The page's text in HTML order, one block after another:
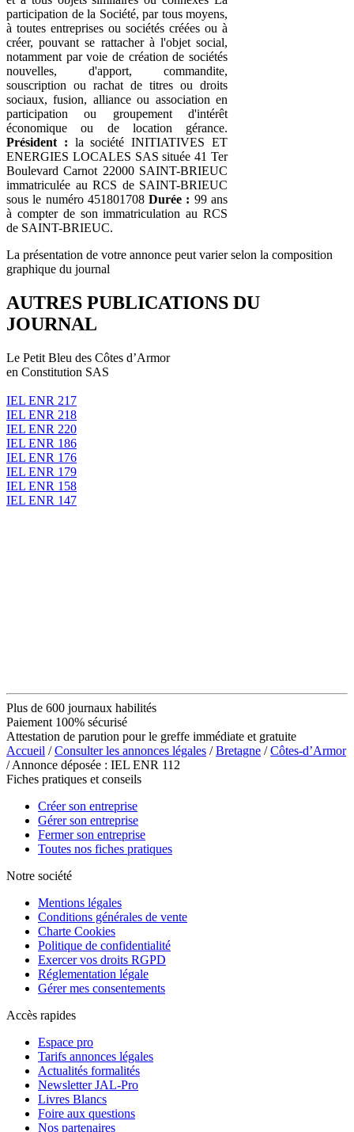
participation de la Société, par tous moyens,
à toutes entreprises ou sociétés créées ou à
créer, pouvant se rattacher à l'objet social,
notamment par voie de création de sociétés
nouvelles, d'apport, commandite,
souscription ou rachat de titres ou droits
sociaux, fusion, alliance ou association en
participation ou groupement d'intérêt
économique ou de location gérance.
Président : la société INITIATIVES ET
ENERGIES LOCALES SAS située 41 Ter
Boulevard Carnot 22000 SAINT-BRIEUC
immatriculée au RCS de SAINT-BRIEUC
sous le numéro 451801708Durée : 99 ans
à compter de son immatriculation au RCS
de SAINT-BRIEUC.
La présentation de votre annonce peut varier selon la composition
graphique du journal
AUTRES PUBLICATIONS DU
JOURNAL
Le Petit Bleu des Côtes d’Armor
en Constitution SAS
IEL ENR 217
IEL ENR 218
IEL ENR 220
IEL ENR 186
IEL ENR 176
IEL ENR 179
IEL ENR 158
IEL ENR 147
Plus de 600 journaux habilités
Paiement 100% sécurisé
Attestation de parution pour le greffe immédiate et gratuite
Accueil /Consulter les annonces légales /Bretagne /Côtes-d’Armor
/ Annonce déposée : IEL ENR 112
Fiches pratiques et conseils
Créer son entreprise
Gérer son entreprise
Fermer son entreprise
Toutes nos fiches pratiques
Notre société
Mentions légales
Conditions générales de vente
Charte Cookies
Politique de confidentialité
Exercer vos droits RGPD
Réglementation légale
Gérer mes consentements
Accès rapides
Espace pro
Tarifs annonces légales
Actualités formalités
Newsletter JAL-Pro
Livres Blancs
Foire aux questions
Nos partenaires